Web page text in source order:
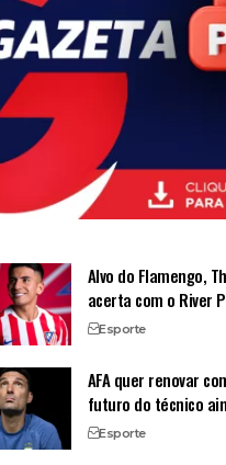
Alvo do Flamengo,
acerta com o River
Esporte
AFA quer renovar
futuro do técnico
Esporte